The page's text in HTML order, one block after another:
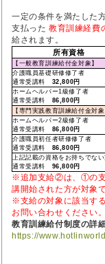
一定の条件を満たした
支払った 教育訓練経費
給されます。
所有資格
【一般教育訓練給付金対象】
介護職員基礎研修修了者
通常受講料 32,800円
ホームヘルパー1級修了者
通常受講料 86,800円
【専門実践教育訓練給付金対象
ホームヘルパー2級修了者
通常受講料 86,800円
介護職員初任者研修修了者
通常受講料 86,800円
上記記載の資格をお持ちでない
通常受講料 96,800円
※追加支給②は、①の支
講開始された方が対象で
※支給の対象に該当す
お問い合わせください。
教育訓練給付制度の詳
https://